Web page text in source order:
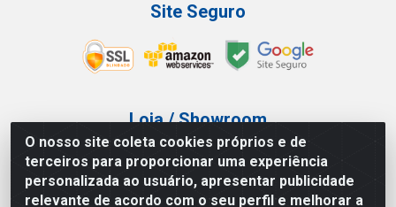
O nosso site coleta cookies próprios e de
terceiros para proporcionar uma experiência
personalizada ao usuário, apresentar publicidade
relevante de acordo com o seu perfil e melhorar a
Site Seguro
Loja / Showroom
Tel.: (11) 3227-0546
Av Vautier, 587/597 - Pari - São Paulo/SP